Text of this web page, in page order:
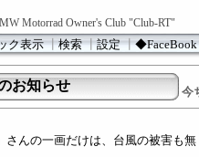
Motorrad Owner's Club "Club-RT"
ク表示┃検索┃設定┃◆FaceBook
お知らせ 今
んの一画だけは、台風の被害も